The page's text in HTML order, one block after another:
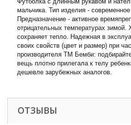
мальчика. Тип изделия - современное
Предназначение - активное
отрицательных температурах зимой.
сохраняет тепло. Надежная в
своих свойств (цвет и размер) при
производителя ТМ Бемби:
вещь плотно прилегала к телу
дешевле зарубежных аналогов.
ОТЗЫВЫ